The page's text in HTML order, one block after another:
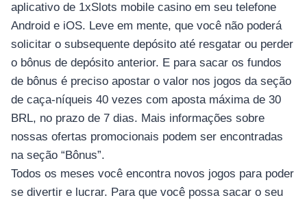
aplicativo de 1xSlots mobile casino em seu telefone
Android e iOS. Leve em mente, que você não poderá
solicitar o subsequente depósito até resgatar ou perder
o bônus de depósito anterior. E para sacar os fundos
de bônus é preciso apostar o valor nos jogos da seção
de caça-níqueis 40 vezes com aposta máxima de 30
BRL, no prazo de 7 dias. Mais informações sobre
nossas ofertas promocionais podem ser encontradas
na seção “Bônus”.
Todos os meses você encontra novos jogos para poder
se divertir e lucrar. Para que você possa sacar o seu